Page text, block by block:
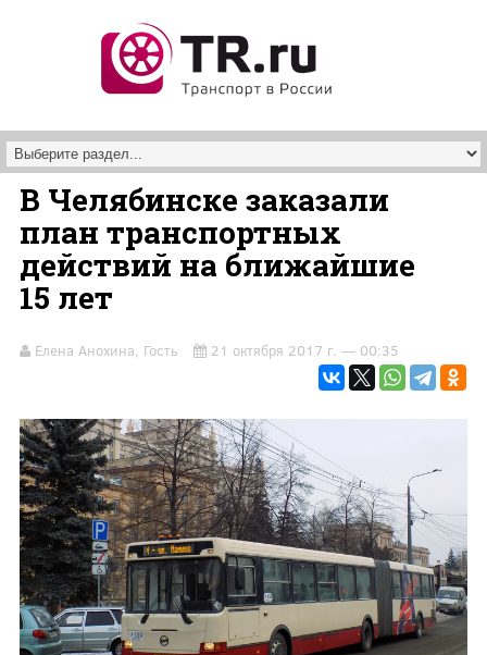
В Челябинске заказали
план транспортных
действий на ближайшие
15 лет
Елена Анохина, Гость 21 октября 2017 г. — 00:35